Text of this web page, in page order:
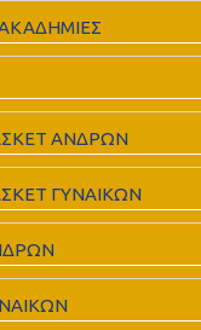
ΑΝΔΡΩΝ
ΓΥΝΑΙΚΩΝ